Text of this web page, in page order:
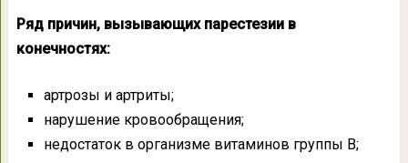
Ряд причин, вызывающих парестезии в
конечностях:
артрозы и артриты;
нарушение кровообращения;
недостаток в организме витаминов группы В;